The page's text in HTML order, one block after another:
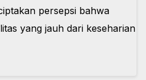
persepsi bahwa
yang jauh dari keseharian